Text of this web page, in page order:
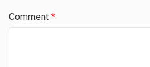
Comment *